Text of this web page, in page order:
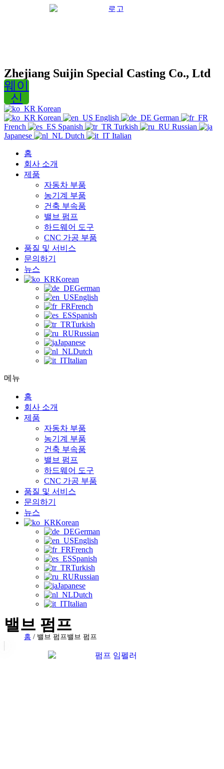
Zhejiang Suijin Special Casting Co., Ltd
웨이
신
Korean
Korean
English
German
French
Spanish Turkish
Russian
Japanese
Dutch Italian
홈
회사 소개
제품
자동차 부품
농기계 부품
건축 부속품
밸브 펌프
하드웨어 도구
CNC 가공 부품
품질 및 서비스
문의하기
뉴스
Korean
German
English
French
Spanish
Turkish
Russian
Japanese
Dutch
Italian
메뉴
홈
회사 소개
제품
자동차 부품
농기계 부품
건축 부속품
밸브 펌프
하드웨어 도구
CNC 가공 부품
품질 및 서비스
문의하기
뉴스
Korean
German
English
French
Spanish
Turkish
Russian
Japanese
Dutch
Italian
밸브 펌프
홈 / 밸브 펌프밸브 펌프